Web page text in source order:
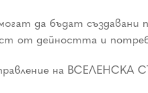
да бъдат създавани
от дейността и
на ВСЕЛЕНСКА